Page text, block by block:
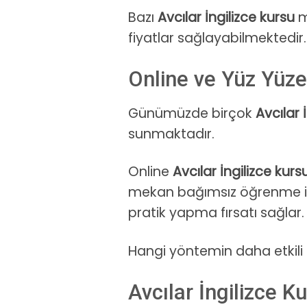
Bazı Avcılar İngilizce kursu
fiyatlar sağlayabilmektedir.
Online ve Yüz
Günümüzde birçok Avcılar
sunmaktadır.
Online Avcılar İngilizce
mekan bağımsız öğrenme
pratik yapma fırsatı sağlar.
Hangi yöntemin daha etkili
Avcılar İngilizce